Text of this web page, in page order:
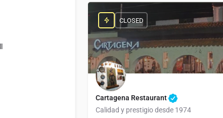
Cartagena Restaurant
Calidad y prestigio desde 1974
CLOSED